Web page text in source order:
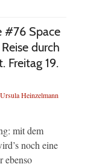
#76 Space
durch
Freitag 19.
Ursula Heinzelmann
mit dem
noch eine
ebenso